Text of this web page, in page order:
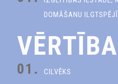
DOMĀŠANU
01. CILVĒKS